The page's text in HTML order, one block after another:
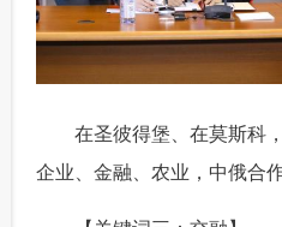
在圣彼得堡、在莫斯科，
企业、金融、农业，中俄合